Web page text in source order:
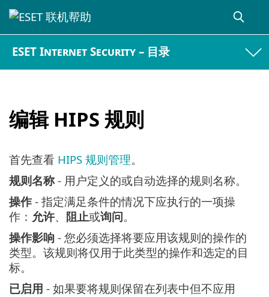
ESET Internet Security – 目录
编辑 HIPS 规则
首先查看 HIPS 规则管理。
规则名称 - 用户定义的或自动选择的规则名称。
操作 - 指定满足条件的情况下应执行的一项操
作： 允许、 阻止或询问。
操作影响 - 您必须选择将要应用该规则的操作的
类型。该规则将仅用于此类型的操作和选定的目
标。
已启用 - 如果要将规则保留在列表中但不应用